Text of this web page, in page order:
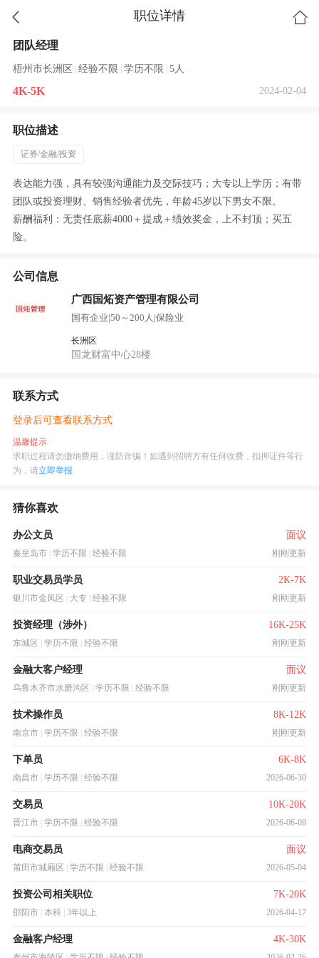
职位详情
团队经理
梧州市长洲区 经验不限 学历不限 5人
4K-5K 2024-02-04
职位描述
证券/金融/投资
表达能力强，具有较强沟通能力及交际技巧；大专以上学历；有带
团队或投资理财、销售经验者优先，年龄45岁以下男女不限。
薪酬福利：无责任底薪4000＋提成＋绩效奖金，上不封顶；买五
险。
公司信息
广西国炻资产管理有限公司
国有企业|50～200人 |保险业
长洲区
国龙财富中心28楼
联系方式
登录后可查看联系方式
温馨提示
求职过程请勿缴纳费用，谨防诈骗！如遇到招聘方有任何收费，扣押证件等行
为，请立即举报
猜你喜欢
办公文员 面议
秦皇岛市 学历不限 经验不限 刚刚更新
职业交易员学员 2K-7K
银川市金凤区 大专 经验不限 刚刚更新
投资经理（涉外） 16K-25K
东城区 学历不限 经验不限 刚刚更新
金融大客户经理 面议
乌鲁木齐市水磨沟区 学历不限 经验不限 刚刚更新
技术操作员 8K-12K
南京市 学历不限 经验不限 刚刚更新
下单员 6K-8K
南昌市 学历不限 经验不限 2026-06-30
交易员 10K-20K
晋江市 学历不限 经验不限 2026-06-08
电商交易员 面议
莆田市城厢区 学历不限 经验不限 2026-05-04
投资公司相关职位 7K-20K
邵阳市 本科 3年以上 2026-04-17
金融客户经理 4K-30K